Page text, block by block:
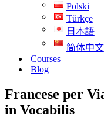
Polski
Türkçe
日本語
简体中文
Courses
Blog
Francese per
in Vocabilis